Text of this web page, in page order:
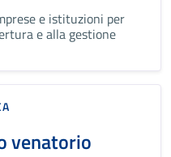
e istituzioni per
e alla gestione
venatorio